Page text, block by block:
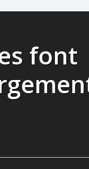
font